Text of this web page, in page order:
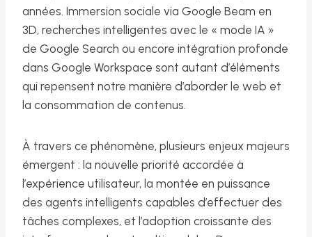
années. Immersion sociale via Google Beam en
3D, recherches intelligentes avec le « mode IA »
de Google Search ou encore intégration profonde
dans Google Workspace sont autant d’éléments
qui repensent notre manière d’aborder le web et
la consommation de contenus.
À travers ce phénomène, plusieurs enjeux majeurs
émergent : la nouvelle priorité accordée à
l’expérience utilisateur, la montée en puissance
des agents intelligents capables d’effectuer des
tâches complexes, et l’adoption croissante des